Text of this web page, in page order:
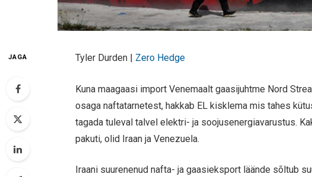
JAGA Tyler Durden | Zero Hedge
Kuna maagaasi import Venemaalt gaasijuhtme Nord
osaga naftatarnetest, hakkab EL kisklema mis tahes
tagada tuleval talvel elektri- ja soojusenergiavarustus.
pakuti, olid Iraan ja Venezuela.
Iraani suurenenud nafta- ja gaasieksport läände sõltub